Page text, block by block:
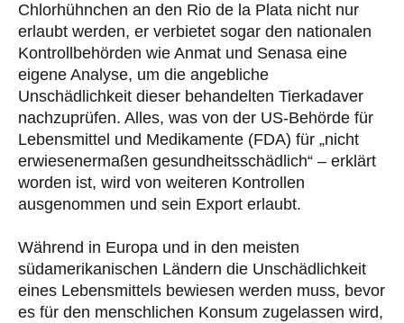
Chlorhühnchen an den Rio de la Plata nicht nur
erlaubt werden, er verbietet sogar den nationalen
Kontrollbehörden wie Anmat und Senasa eine
eigene Analyse, um die angebliche
Unschädlichkeit dieser behandelten Tierkadaver
nachzuprüfen. Alles, was von der US-Behörde für
Lebensmittel und Medikamente (FDA) für „nicht
erwiesenermaßen gesundheitsschädlich“ – erklärt
worden ist, wird von weiteren Kontrollen
ausgenommen und sein Export erlaubt.
Während in Europa und in den meisten
südamerikanischen Ländern die Unschädlichkeit
eines Lebensmittels bewiesen werden muss, bevor
es für den menschlichen Konsum zugelassen wird,